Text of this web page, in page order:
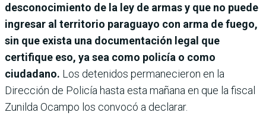
desconocimiento de la ley de armas y que no puede
ingresar al territorio paraguayo con arma de fuego,
sin que exista una documentación legal que
certifique eso, ya sea como policía o como
ciudadano. Los detenidos permanecieron en la
Dirección de Policía hasta esta mañana en que la fiscal
Zunilda Ocampo los convocó a declarar.